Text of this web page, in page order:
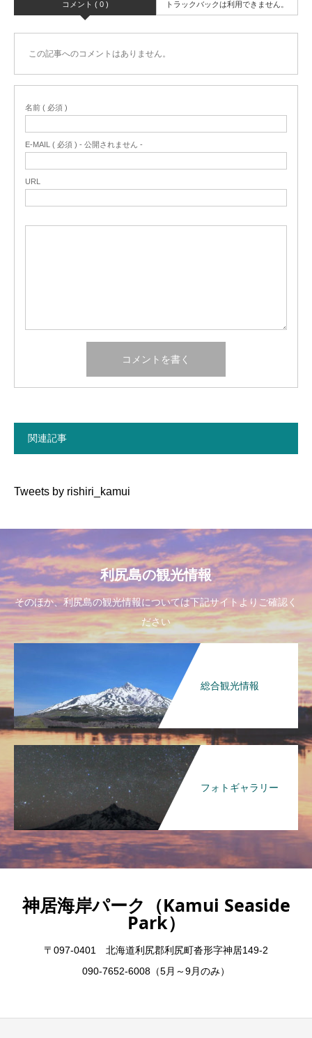
コメント ( 0 ) トラックバックは利用できません。
この記事へのコメントはありません。
名前 ( 必須 )
E-MAIL ( 必須 ) - 公開されません -
URL
関連記事
Tweets by rishiri_kamui
利尻島の観光情報
そのほか、利尻島の観光情報については下記サイトよりご確認く
ださい
総合観光情報
フォトギャラリー
神居海岸パーク（Kamui Seaside
Park）
〒097-0401 北海道利尻郡利尻町沓形字神居149-2
090-7652-6008（5月～9月のみ）